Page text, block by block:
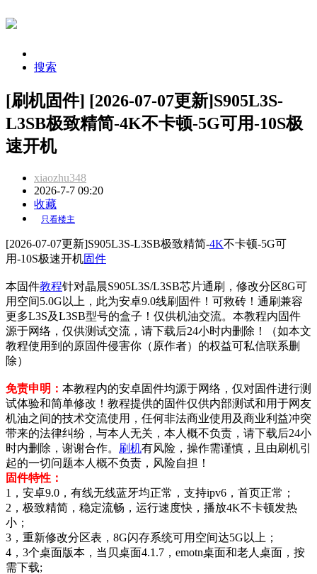
搜索
[刷机固件] [2026-07-07更新]S905L3S-
L3SB极致精简-4K不卡顿-5G可用-10S极
速开机
xiaozhu348
2026-7-7 09:20
收藏
只看楼主
[2026-07-07更新]S905L3S-L3SB极致精简-4K不卡顿-5G可
用-10S极速开机固件
本固件教程针对晶晨S905L3S/L3SB芯片通刷，修改分区8G可
用空间5.0G以上，此为安卓9.0线刷固件！可救砖！通刷兼容
更多L3S及L3SB型号的盒子！仅供机油交流。本教程内固件
源于网络，仅供测试交流，请下载后24小时内删除！（如本文
教程使用到的原固件侵害你（原作者）的权益可私信联系删
除）
免责申明： 本教程内的安卓固件均源于网络，仅对固件进行测
试体验和简单修改！教程提供的固件仅供内部测试和用于网友
机油之间的技术交流使用，任何非法商业使用及商业利益冲突
带来的法律纠纷，与本人无关，本人概不负责，请下载后24小
时内删除，谢谢合作。 刷机有风险，操作需谨慎，且由刷机引
起的一切问题本人概不负责，风险自担！
固件特性：
1，安卓9.0，有线无线蓝牙均正常，支持ipv6，首页正常；
2，极致精简，稳定流畅，运行速度快，播放4K不卡顿发热
小；
3，重新修改分区表，8G闪存系统可用空间达5G以上；
4，3个桌面版本，当贝桌面4.1.7，emotn桌面和老人桌面，按
需下载;